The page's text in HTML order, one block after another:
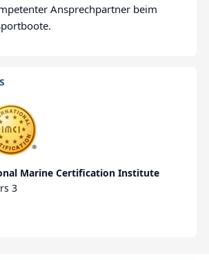
Ansprechpartner beim
Marine Certification Institute
3